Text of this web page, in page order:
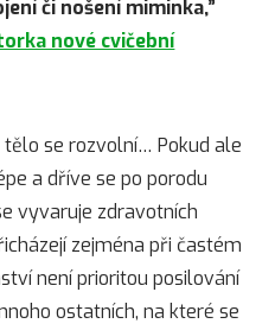
či nošení miminka,”
nové cvičební
tělo se rozvolní… Pokud ale
a dříve se po porodu
vyvaruje zdravotních
zejména při častém
není prioritou posilování
ostatních, na které se